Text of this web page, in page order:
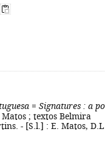
= Signatures : a
; textos Belmira
- [S.l.] : E. Matos, D.L.